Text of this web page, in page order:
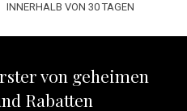
INNERHALB VON 30 TAGEN
von geheimen
Rabatten